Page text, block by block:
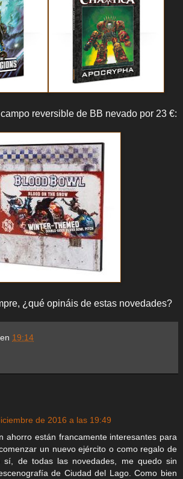
reversible de BB nevado por 23 €:
¿qué opináis de estas novedades?
en 19:14
de 2016 a las 19:49
ahorro están francamente interesantes para
un nuevo ejército o como regalo de
sí, de todas las novedades, me quedo sin
de Ciudad del Lago. Como bien